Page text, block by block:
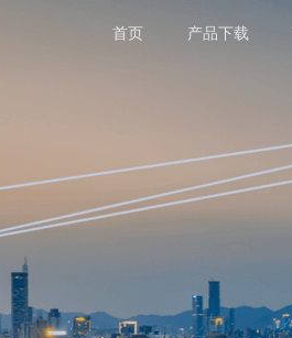
首页 产品下载